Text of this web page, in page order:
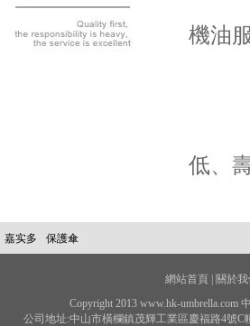
機油
低、
嘉实多 保護傘
網站首頁 |
關於
Copyright 2013 www.hk-umbrella.com
公司地址:中山市橫欄鎮茂輝工業區慶福路4號C